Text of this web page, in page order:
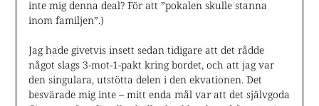
inte mig denna deal? För att ”pokalen skulle stanna
inom familjen”.)
Jag hade givetvis insett sedan tidigare att det rådde
något slags 3-mot-1-pakt kring bordet, och att jag var
den singulara, utstötta delen i den ekvationen. Det
besvärade mig inte – mitt enda mål var att det självgoda